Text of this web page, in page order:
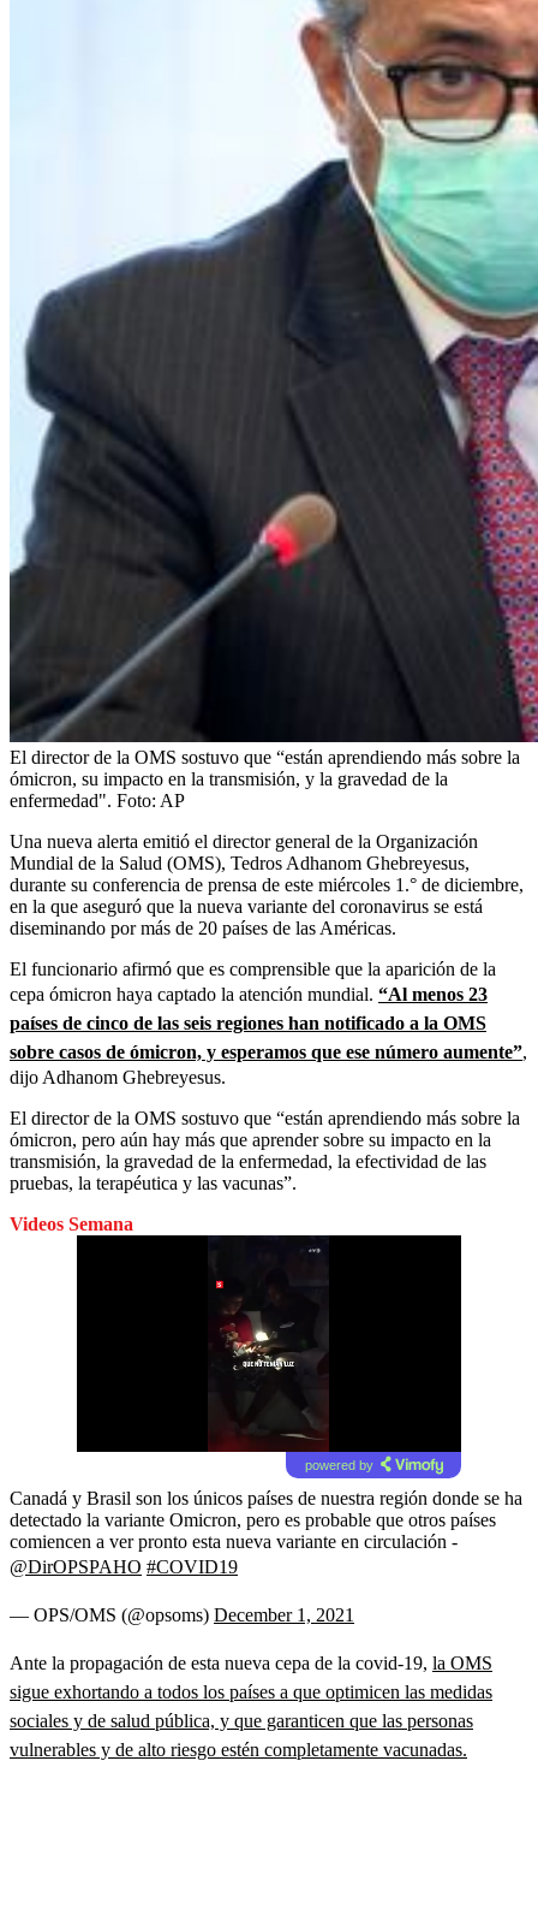
El director de la OMS sostuvo que “están aprendiendo más sobre la
ómicron, su impacto en la transmisión, y la gravedad de la
enfermedad". Foto: AP
Una nueva alerta emitió el director general de la Organización
Mundial de la Salud (OMS), Tedros Adhanom Ghebreyesus,
durante su conferencia de prensa de este miércoles 1.° de diciembre,
en la que aseguró que la nueva variante del coronavirus se está
diseminando por más de 20 países de las Américas.
El funcionario afirmó que es comprensible que la aparición de la
cepa ómicron haya captado la atención mundial. “Al menos 23
países de cinco de las seis regiones han notificado a la OMS
sobre casos de ómicron, y esperamos que ese número aumente”,
dijo Adhanom Ghebreyesus.
El director de la OMS sostuvo que “están aprendiendo más sobre la
ómicron, pero aún hay más que aprender sobre su impacto en la
transmisión, la gravedad de la enfermedad, la efectividad de las
pruebas, la terapéutica y las vacunas”.
Videos Semana
powered by
Canadá y Brasil son los únicos países de nuestra región donde se ha
detectado la variante Omicron, pero es probable que otros países
comiencen a ver pronto esta nueva variante en circulación -
@DirOPSPAHO #COVID19
— OPS/OMS (@opsoms) December 1, 2021
Ante la propagación de esta nueva cepa de la covid-19, la OMS
sigue exhortando a todos los países a que optimicen las medidas
sociales y de salud pública, y que garanticen que las personas
vulnerables y de alto riesgo estén completamente vacunadas.